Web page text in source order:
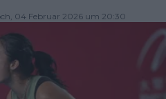
04 Februar 2026 um 20:30